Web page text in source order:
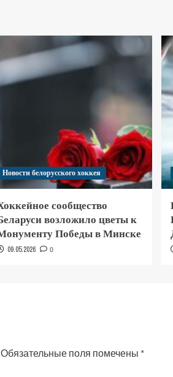
Новости белорусского хоккея
сообщество
возложило цветы к
Победы в Минске
09.05.2026 0
Обязательные поля помечены *